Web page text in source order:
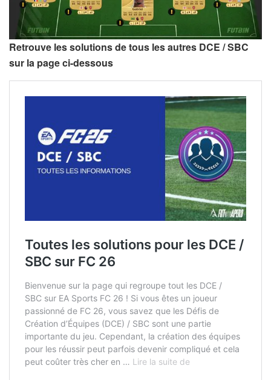
Retrouve les solutions de tous les autres DCE / SBC
sur la page ci-dessous